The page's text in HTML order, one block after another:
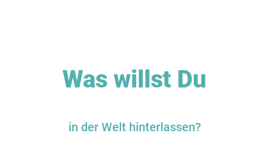
Was willst Du
in der Welt hinterlassen?